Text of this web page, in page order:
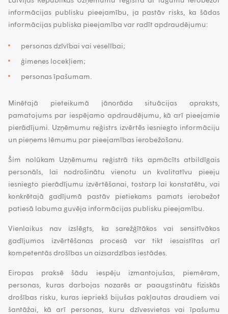
informācijas publisku pieejamību, ja pastāv risks, ka šādas
informācijas publiska pieejamība var radīt apdraudējumu:
personas dzīvībai vai veselībai;
ģimenes locekļiem;
personas īpašumam.
Minētajā pieteikumā jānorāda situācijas apraksts,
pamatojums par iespējamo apdraudējumu, kā arī pieejamie
pierādījumi. Uzņēmumu reģistrs izvērtēs iesniegto informāciju
un pieņems lēmumu par pieejamības ierobežošanu.
Šim nolūkam Uzņēmumu reģistrā tiks apmācīts atbildīgais
personāls, lai nodrošinātu vienotu un kvalitatīvu pieeju
iesniegto pierādījumu izvērtēšanai, tostarp lai konstatētu, vai
konkrētajā gadījumā pastāv pietiekams pamats ierobežot
patiesā labuma guvēja informācijas publisku pieejamību.
Vienlaikus nav izslēgts, ka sarežģītākos vai sensitīvākos
gadījumos izvērtēšanas procesā var tikt iesaistītas arī
kompetentās drošības un aizsardzības iestādes.
Eiropas praksē šādu iespēju izmantojušas, piemēram,
personas, kuras darbojas nozarēs ar paaugstinātu fiziskās
drošības risku, kuras iepriekš bijušas pakļautas draudiem vai
šantāžai, kā arī personas, kuru dzīvesvietas vai īpašumu